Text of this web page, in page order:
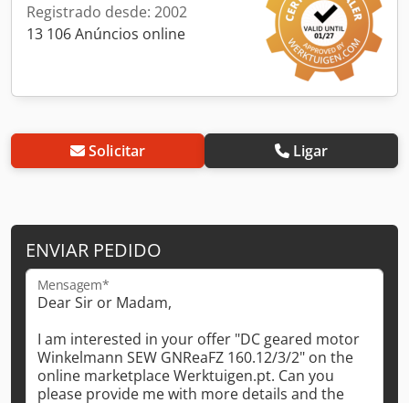
Registrado desde: 2002
13 106 Anúncios online
Solicitar Ligar
ENVIAR PEDIDO
Mensagem*